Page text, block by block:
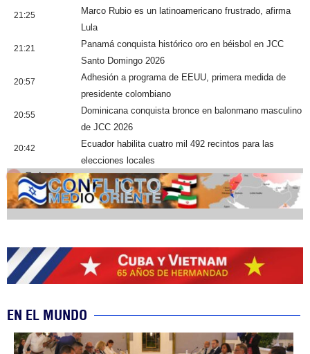
21:25
Marco Rubio es un latinoamericano frustrado, afirma
Lula
21:21
Panamá conquista histórico oro en béisbol en JCC
Santo Domingo 2026
20:57
Adhesión a programa de EEUU, primera medida de
presidente colombiano
20:55
Dominicana conquista bronce en balonmano masculino
de JCC 2026
20:42
Ecuador habilita cuatro mil 492 recintos para las
elecciones locales
Cobertura
EN EL MUNDO